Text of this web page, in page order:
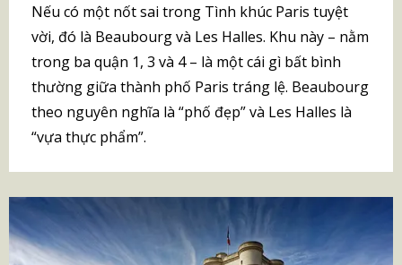
Nếu có một nốt sai trong Tình khúc Paris tuyệt
vời, đó là Beaubourg và Les Halles. Khu này – nằm
trong ba quận 1, 3 và 4 – là một cái gì bất bình
thường giữa thành phố Paris tráng lệ. Beaubourg
theo nguyên nghĩa là “phố đẹp” và Les Halles là
“vựa thực phẩm”.